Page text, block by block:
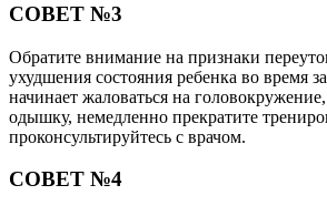
СОВЕТ №3
Обратите внимание на признаки
ухудшения состояния ребенка во время
начинает жаловаться на
одышку, немедленно прекратите
проконсультируйтесь с врачом.
СОВЕТ №4